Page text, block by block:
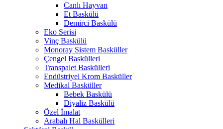
Canlı Hayvan
Et Baskülü
Demirci Baskülü
Eko Serisi
Vinç Baskülü
Monoray Sistem Basküller
Çengel Baskülleri
Transpalet Baskülleri
Endüstriyel Krom Basküller
Medikal Basküller
Bebek Baskülü
Diyaliz Baskülü
Özel İmalat
Arabalı Hal Baskülleri